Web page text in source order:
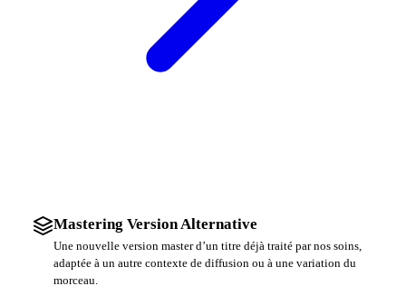
Mastering Version Alternative
Une nouvelle version master d’un titre déjà traité par nos soins,
adaptée à un autre contexte de diffusion ou à une variation du
morceau.